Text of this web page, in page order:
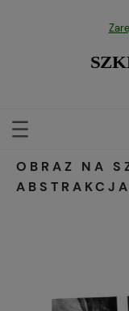
OBRAZ NA